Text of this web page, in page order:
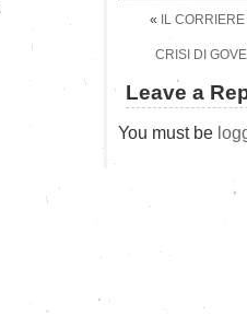
« IL
CRISI DI
Leave a
You must be